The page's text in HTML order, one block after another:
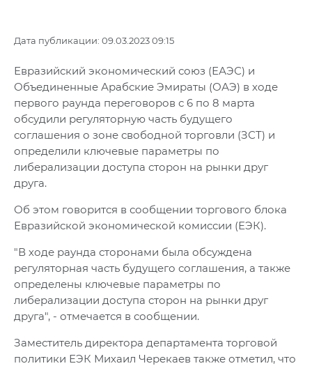
Дата публикации: 09.03.2023 09:15
Евразийский экономический союз (ЕАЭС) и
Объединенные Арабские Эмираты (ОАЭ) в ходе
первого раунда переговоров с 6 по 8 марта
обсудили регуляторную часть будущего
соглашения о зоне свободной торговли (ЗСТ) и
определили ключевые параметры по
либерализации доступа сторон на рынки друг
друга.
Об этом говорится в сообщении торгового блока
Евразийской экономической комиссии (ЕЭК).
"В ходе раунда сторонами была обсуждена
регуляторная часть будущего соглашения, а также
определены ключевые параметры по
либерализации доступа сторон на рынки друг
друга", - отмечается в сообщении.
Заместитель директора департамента торговой
политики ЕЭК Михаил Черекаев также отметил, что